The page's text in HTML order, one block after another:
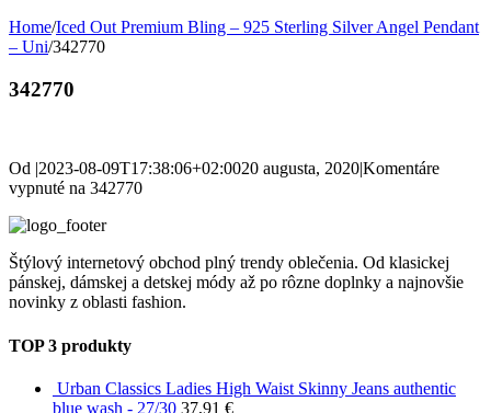
Home/Iced Out Premium Bling – 925 Sterling Silver Angel Pendant
– Uni/342770
342770
Od |2023-08-09T17:38:06+02:0020 augusta, 2020|Komentáre
vypnuté na 342770
Štýlový internetový obchod plný trendy oblečenia. Od klasickej
pánskej, dámskej a detskej módy až po rôzne doplnky a najnovšie
novinky z oblasti fashion.
TOP 3 produkty
Urban Classics Ladies High Waist Skinny Jeans authentic
blue wash - 27/30 37,91 €